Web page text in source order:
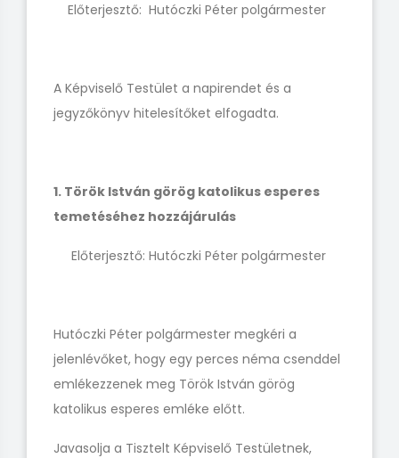
Előterjesztő: Hutóczki Péter polgármester
A Képviselő Testület a napirendet és a
jegyzőkönyv hitelesítőket elfogadta.
1. Török István görög katolikus esperes
temetéséhez hozzájárulás
Előterjesztő: Hutóczki Péter polgármester
Hutóczki Péter polgármester megkéri a
jelenlévőket, hogy egy perces néma csenddel
emlékezzenek meg Török István görög
katolikus esperes emléke előtt.
Javasolja a Tisztelt Képviselő Testületnek,